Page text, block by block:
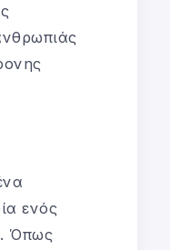
ενός
Όπως